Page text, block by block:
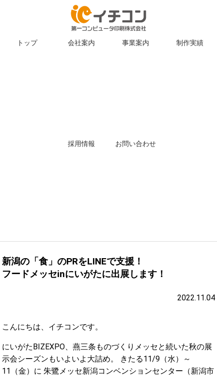
トップ 会社案内 事業案内 制作実績
採用情報 お問い合わせ
新潟の「食」のPRをLINEで支援！
フードメッセinにいがたに出展します！
2022.11.04
こんにちは、イチコンです。
にいがたBIZEXPO、燕三条ものづくりメッセと続いた秋の展
示会シーズンもいよいよ大詰め。 きたる11/9（水）～
11（金）に 朱鷺メッセ新潟コンベンションセンター（新潟市